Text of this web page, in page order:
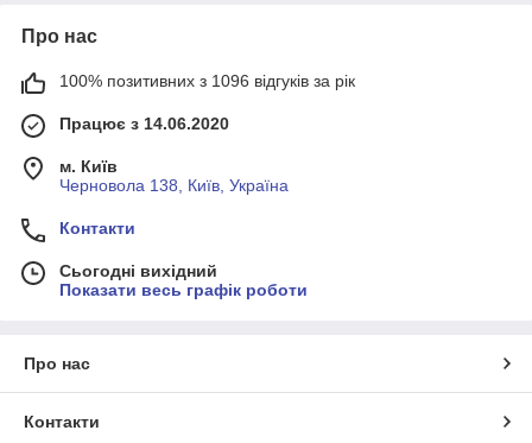
Про нас
100% позитивних з 1096 відгуків за рік
Працює з 14.06.2020
м. Київ
Черновола 138, Київ, Україна
Контакти
Сьогодні вихідний
Показати весь графік роботи
Про нас
Контакти